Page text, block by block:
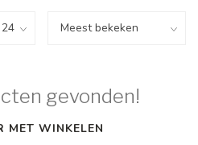
gevonden!
MET WINKELEN